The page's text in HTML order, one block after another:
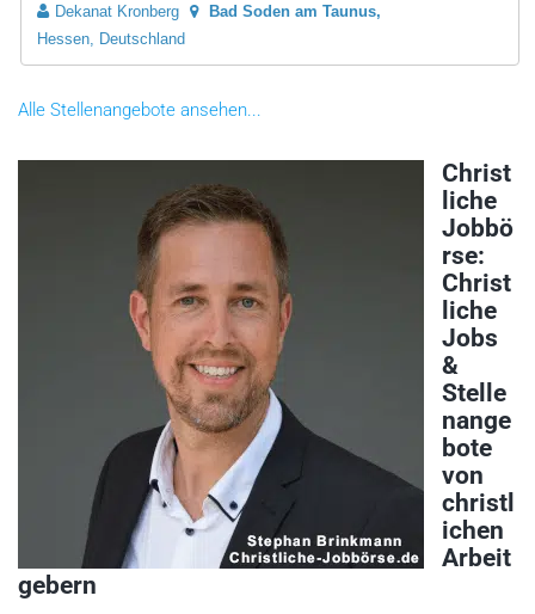
Dekanat Kronberg
Bad Soden am Taunus
Hessen, Deutschland
Alle Stellenangebote ansehen...
Christ
liche
Jobbö
rse:
Christ
liche
Jobs
&
Stelle
nange
bote
von
christl
ichen
Arbeit
gebern